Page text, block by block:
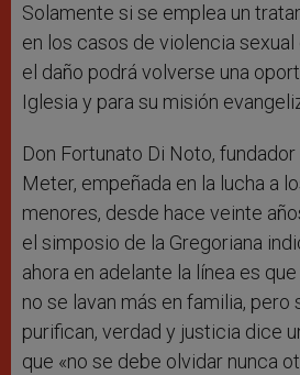
Solamente si se emplea un
en los casos de violencia
el daño podrá volverse una
Iglesia y para su misión
Don Fortunato Di Noto,
Meter, empeñada en la lucha a
menores, desde hace veinte
el simposio de la Gregoriana
ahora en adelante la línea es
no se lavan más en familia, pero
purifican, verdad y justicia dice
que «no se debe olvidar nunca